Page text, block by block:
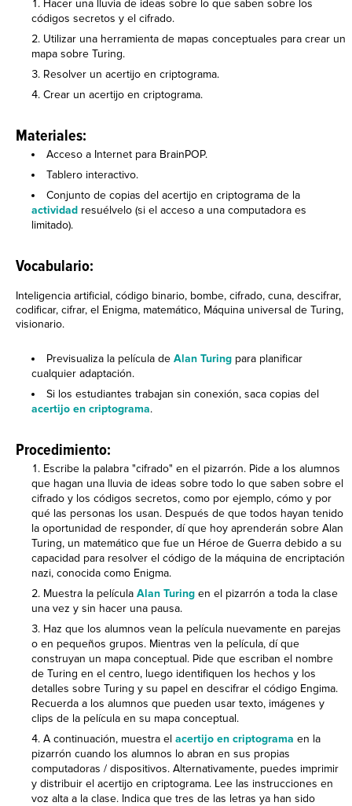
Hacer una lluvia de ideas sobre lo que saben sobre los
códigos secretos y el cifrado.
Utilizar una herramienta de mapas conceptuales para crear un
mapa sobre Turing.
Resolver un acertijo en criptograma.
Crear un acertijo en criptograma.
Materiales:
Acceso a Internet para BrainPOP.
Tablero interactivo.
Conjunto de copias del acertijo en criptograma de la
actividad resuélvelo (si el acceso a una computadora es
limitado).
Vocabulario:
Inteligencia artificial, código binario, bombe, cifrado, cuna, descifrar,
codificar, cifrar, el Enigma, matemático, Máquina universal de Turing,
visionario.
Previsualiza la película de Alan Turing para planificar
cualquier adaptación.
Si los estudiantes trabajan sin conexión, saca copias del
acertijo en criptograma.
Procedimiento:
Escribe la palabra "cifrado" en el pizarrón. Pide a los alumnos
que hagan una lluvia de ideas sobre todo lo que saben sobre el
cifrado y los códigos secretos, como por ejemplo, cómo y por
qué las personas los usan. Después de que todos hayan tenido
la oportunidad de responder, dí que hoy aprenderán sobre Alan
Turing, un matemático que fue un Héroe de Guerra debido a su
capacidad para resolver el código de la máquina de encriptación
nazi, conocida como Enigma.
Muestra la película Alan Turing en el pizarrón a toda la clase
una vez y sin hacer una pausa.
Haz que los alumnos vean la película nuevamente en parejas
o en pequeños grupos. Mientras ven la película, dí que
construyan un mapa conceptual. Pide que escriban el nombre
de Turing en el centro, luego identifiquen los hechos y los
detalles sobre Turing y su papel en descifrar el código Engima.
Recuerda a los alumnos que pueden usar texto, imágenes y
clips de la película en su mapa conceptual.
A continuación, muestra el acertijo en criptograma en la
pizarrón cuando los alumnos lo abran en sus propias
computadoras / dispositivos. Alternativamente, puedes imprimir
y distribuir el acertijo en criptograma. Lee las instrucciones en
voz alta a la clase. Indica que tres de las letras ya han sido